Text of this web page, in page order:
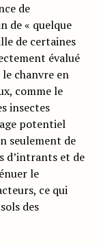
de
de « quelque
de certaines
évalué
chanvre en
comme le
insectes
potentiel
seulement de
d’intrants et de
le
ce qui
des